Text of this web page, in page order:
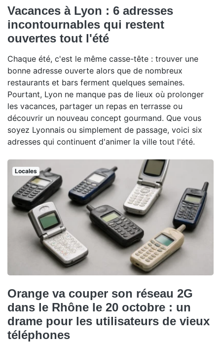
Vacances à Lyon : 6 adresses
incontournables qui restent
ouvertes tout l'été
Chaque été, c'est le même casse-tête : trouver une
bonne adresse ouverte alors que de nombreux
restaurants et bars ferment quelques semaines.
Pourtant, Lyon ne manque pas de lieux où prolonger
les vacances, partager un repas en terrasse ou
découvrir un nouveau concept gourmand. Que vous
soyez Lyonnais ou simplement de passage, voici six
adresses qui continuent d'animer la ville tout l'été.
Locales
Orange va couper son réseau 2G
dans le Rhône le 20 octobre : un
drame pour les utilisateurs de vieux
téléphones